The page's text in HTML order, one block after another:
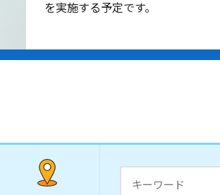
を実施する予定です。